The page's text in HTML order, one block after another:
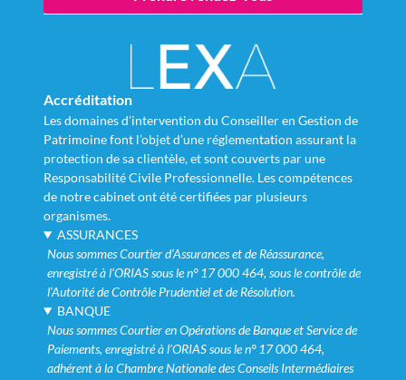
Accréditation
Les domaines d’intervention du Conseiller en Gestion de
Patrimoine font l’objet d’une réglementation assurant la
protection de sa clientèle, et sont couverts par une
Responsabilité Civile Professionnelle. Les compétences
de notre cabinet ont été certifiées par plusieurs
organismes.
ASSURANCES
Nous sommes Courtier d’Assurances et de Réassurance,
enregistré à l’ORIAS sous le n° 17 000 464, sous le contrôle de
l’Autorité de Contrôle Prudentiel et de Résolution.
BANQUE
Nous sommes Courtier en Opérations de Banque et Service de
Paiements, enregistré à l’ORIAS sous le n° 17 000 464,
adhérent à la Chambre Nationale des Conseils Intermédiaires